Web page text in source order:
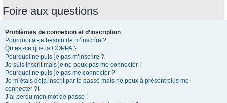
Foire aux questions
Problèmes de connexion et d’inscription
Pourquoi ai-je besoin de m’inscrire ?
Qu’est-ce que la COPPA ?
Pourquoi ne puis-je pas m’inscrire ?
Je suis inscrit mais je ne peux pas me connecter !
Pourquoi ne puis-je pas me connecter ?
Je m’étais déjà inscrit par le passé mais ne peux à présent plus me
connecter ?!
J’ai perdu mon mot de passe !